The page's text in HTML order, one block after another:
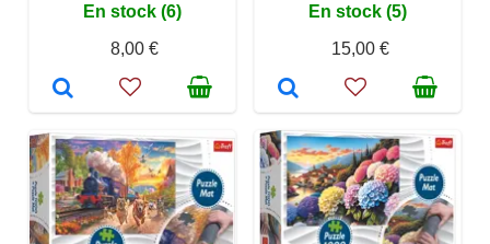
En stock (6)
8,00 €
En stock (5)
15,00 €